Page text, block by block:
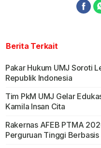
Berita Terkait
Pakar Hukum UMJ Soroti
Republik Indonesia
Tim PkM UMJ Gelar
Kamila Insan Cita
Rakernas AFEB PTMA
Perguruan Tinggi Berbasis